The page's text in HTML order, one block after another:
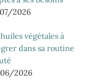
2026
végétales à
dans sa routine
2026